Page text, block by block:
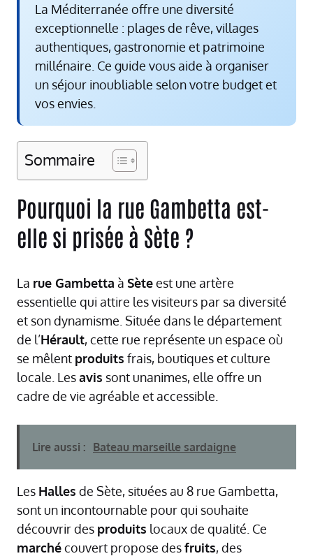
La Méditerranée offre une diversité
exceptionnelle : plages de rêve, villages
authentiques, gastronomie et patrimoine
millénaire. Ce guide vous aide à organiser
un séjour inoubliable selon votre budget et
vos envies.
Sommaire
Pourquoi la rue Gambetta est-
elle si prisée à Sète ?
La rue Gambetta à Sèteest une artère
essentielle qui attire les visiteurs par sa diversité
et son dynamisme. Située dans le département
de l’Hérault, cette rue représente un espace où
se mêlent produits frais, boutiques et culture
locale. Lesavis sont unanimes, elle offre un
cadre de vie agréable et accessible.
Lire aussi : Bateau marseille sardaigne
Les Halles de Sète, situées au 8 rue Gambetta,
sont un incontournable pour qui souhaite
découvrir des produits locaux de qualité. Ce
marchécouvert propose desfruits, des